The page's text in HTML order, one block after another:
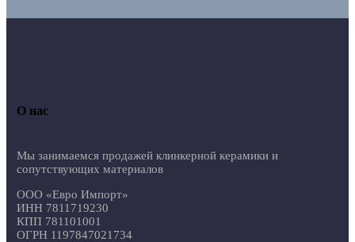
О нас
Мы занимаемся продажей клинкерной керамики и
сопутствующих материалов
ООО «Евро Импорт»
ИНН 7811719230
КПП 781101001
ОГРН 1197847021734